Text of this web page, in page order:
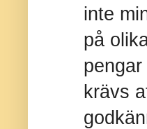
inte
på
krävs